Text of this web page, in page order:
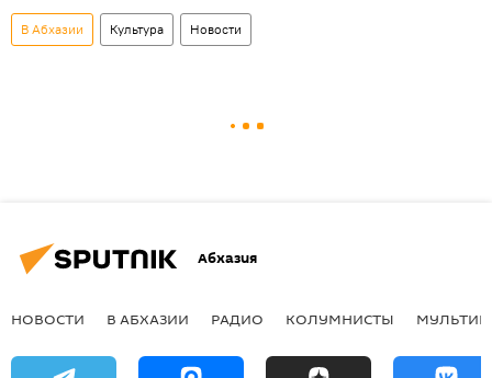
В Абхазии Культура Новости
Абхазия
НОВОСТИ В АБХАЗИИ РАДИО КОЛУМНИСТЫ